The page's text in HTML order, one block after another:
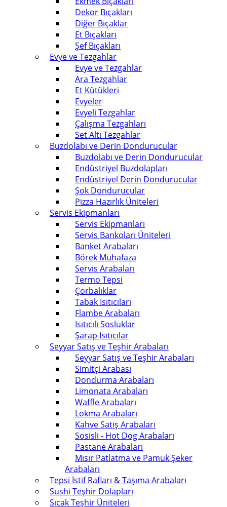
Dekor Bıçakları
Diğer Bıçaklar
Et Bıçakları
Şef Bıçakları
Evye ve Tezgahlar
Evye ve Tezgahlar
Ara Tezgahlar
Et Kütükleri
Evyeler
Evyeli Tezgahlar
Çalışma Tezgahları
Set Altı Tezgahlar
Buzdolabı ve Derin Dondurucular
Buzdolabı ve Derin Dondurucular
Endüstriyel Buzdolapları
Endüstriyel Derin Dondurucular
Şok Dondurucular
Pizza Hazırlık Üniteleri
Servis Ekipmanları
Servis Ekipmanları
Servis Bankoları Üniteleri
Banket Arabaları
Börek Muhafaza
Servis Arabaları
Termo Tepsi
Çorbalıklar
Tabak Isıtıcıları
Flambe Arabaları
Isıtıcılı Sosluklar
Şarap Isıtıcılar
Seyyar Satış ve Teşhir Arabaları
Seyyar Satış ve Teşhir Arabaları
Simitçi Arabası
Dondurma Arabaları
Limonata Arabaları
Waffle Arabaları
Lokma Arabaları
Kahve Satış Arabaları
Sosisli - Hot Dog Arabaları
Pastane Arabaları
Mısır Patlatma ve Pamuk Şeker
Arabaları
Tepsi İstif Rafları & Taşıma Arabaları
Sushi Teşhir Dolapları
Sıcak Teşhir Üniteleri